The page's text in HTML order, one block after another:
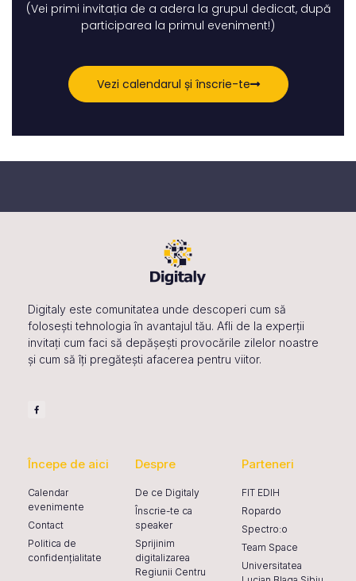
(Vei primi invitația de a adera la grupul dedicat, după
participarea la primul eveniment!)
Vezi calendarul și înscrie-te
Digitaly este comunitatea unde descoperi cum să
folosești tehnologia în avantajul tău. Afli de la experții
invitați cum faci să depășești provocările zilelor noastre
și cum să îți pregătești afacerea pentru viitor.
Începe de aici
Calendar
evenimente
Contact
Politica de
confidențialitate
Despre
De ce Digitaly
Înscrie-te ca
speaker
Sprijinim
digitalizarea
Regiunii Centru
Parteneri
FIT EDIH
Ropardo
Spectro:o
Team Space
Universitatea